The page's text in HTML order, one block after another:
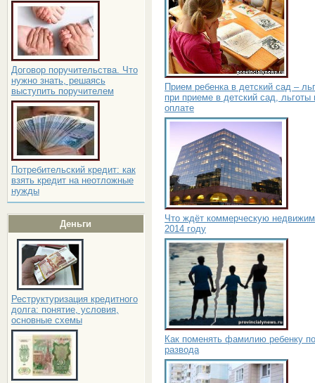
Договор поручительства. Что
нужно знать, решаясь
выступить поручителем
Потребительский кредит: как
взять кредит на неотложные
нужды
Деньги
Реструктуризация кредитного
долга: понятие, условия,
основные схемы
Прием ребенка в детский сад –
при приеме в детский сад, льготы
оплате
Что ждёт коммерческую
2014 году
Как поменять фамилию ребенку
развода